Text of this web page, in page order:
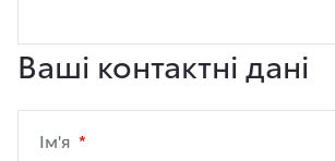
Ваші контактні дані
Ім'я